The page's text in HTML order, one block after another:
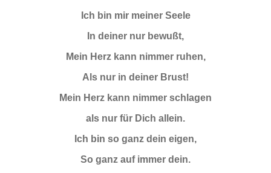
Ich bin mir meiner Seele
In deiner nur bewußt,
Mein Herz kann nimmer ruhen,
Als nur in deiner Brust!
Mein Herz kann nimmer schlagen
als nur für Dich allein.
Ich bin so ganz dein eigen,
So ganz auf immer dein.